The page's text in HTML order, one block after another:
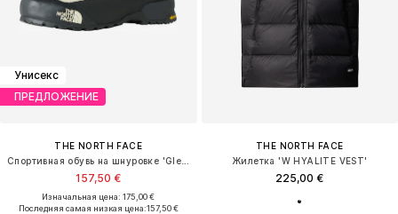
Унисекс
ПРЕДЛОЖЕНИЕ
THE NORTH FACE
157,50 €
Изначальная цена: 175,00 €
Последняя самая низкая цена:157,50 €
THE NORTH FACE
Жилетка 'W HYALITE VEST'
225,00 €